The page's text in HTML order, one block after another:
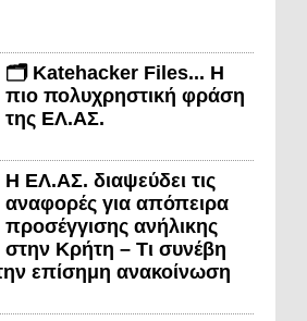
🗂️ Katehacker Files... Η
πιο πολυχρηστική φράση
της ΕΛ.ΑΣ.
Η ΕΛ.ΑΣ. διαψεύδει τις
αναφορές για απόπειρα
προσέγγισης ανήλικης
στην Κρήτη – Τι συνέβη
επίσημη ανακοίνωση